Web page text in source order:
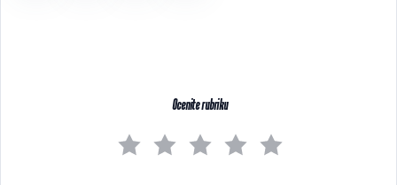
Ocenite rubriku